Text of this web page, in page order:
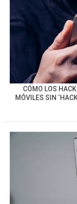
CÓMO LOS
MÓVILES SIN